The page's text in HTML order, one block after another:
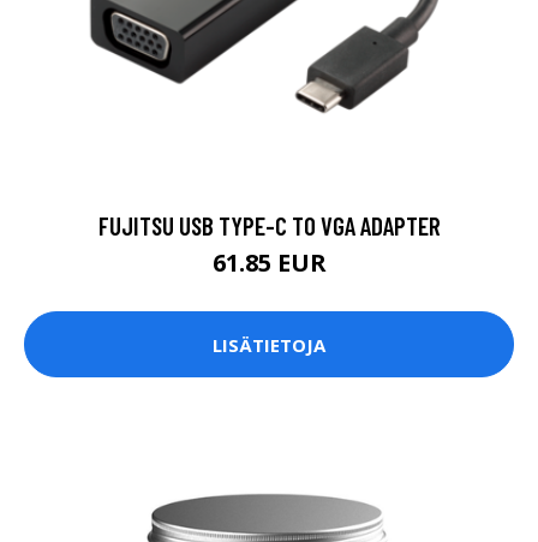
FUJITSU USB TYPE-C TO VGA ADAPTER
61.85 EUR
LISÄTIETOJA